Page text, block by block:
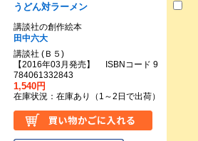
うどん対ラーメン
講談社の創作絵本
田中六大
講談社 (Ｂ５)
【2016年03月発売】 ISBNコード 9
784061332843
1,540円
在庫状況：在庫あり（1～2日で出荷）